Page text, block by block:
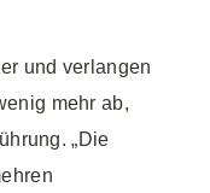
und verlangen
mehr ab,
„Die